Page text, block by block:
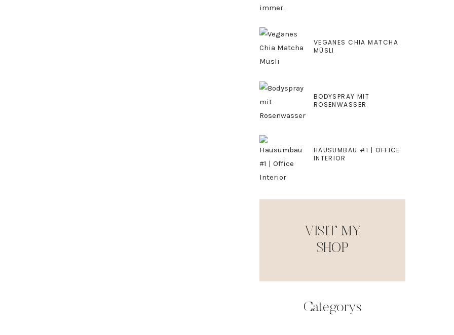
VEGANES CHIA MATCHA
MÜSLI
BODYSPRAY MIT
ROSENWASSER
HAUSUMBAU #1 | OFFICE
INTERIOR
VISIT MY
SHOP
Categorys